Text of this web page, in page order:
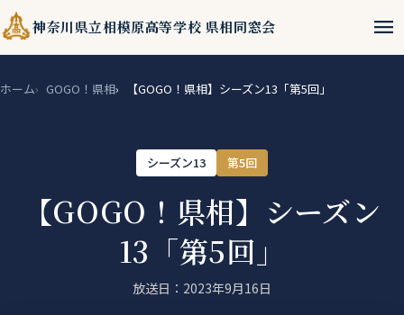
神奈川県立相模原高等学校 県相同窓会 menu
ホーム GOGO！県相 【GOGO！県相】シーズン13「第5回」
シーズン13 第5回
【GOGO！県相】シーズン
13「第5回」
放送日：2023年9月16日